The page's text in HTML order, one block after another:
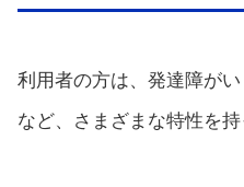
利用者の方は、発達障が
など、さまざまな特性を持